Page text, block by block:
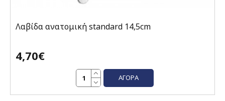
Λαβίδα ανατομική standard 14,5cm
4,70€
ΑΓΟΡΆ